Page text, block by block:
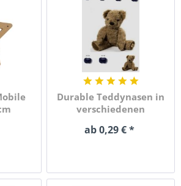
Durable Teddynasen in
verschiedenen
ab 0,29 € *